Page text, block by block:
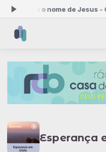
Saudai o nome de Jesus -
Esperança